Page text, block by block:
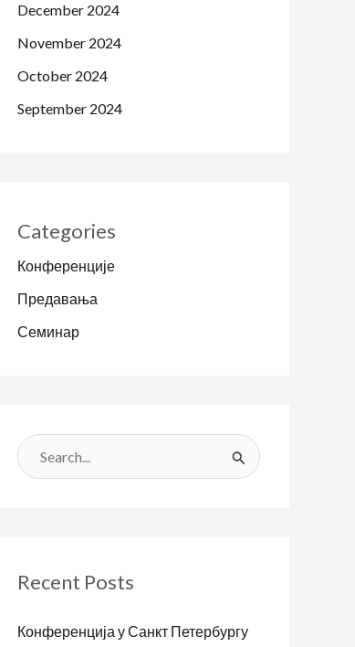
December 2024
November 2024
October 2024
September 2024
Categories
Конференције
Предавања
Семинар
S
c
f
Recent Posts
Конференција у Санкт Петербургу